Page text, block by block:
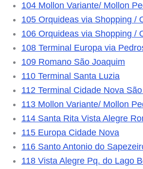
104 Mollon Variante/ Mollon
105 Orquideas via Shopping /
106 Orquideas via Shopping /
108 Terminal Europa via
109 Romano São Joaquim
110 Terminal Santa Luzia
112 Terminal Cidade Nova
113 Mollon Variante/ Mollon
114 Santa Rita Vista Alegre
115 Europa Cidade Nova
116 Santo Antonio do
118 Vista Alegre Pq. do Lago